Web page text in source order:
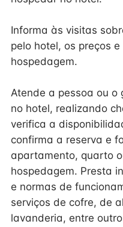
Informa às visitas
pelo hotel, os preços
hospedagem.
Atende a pessoa ou o
no hotel, realizando
verifica a
confirma a reserva e
apartamento, quarto
hospedagem. Presta
e normas de
serviços de cofre, de
lavanderia, entre